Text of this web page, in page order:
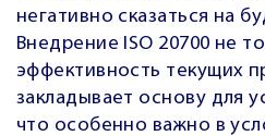
негативно сказаться на
Внедрение ISO 20700 не
эффективность текущих
закладывает основу для
что особенно важно в